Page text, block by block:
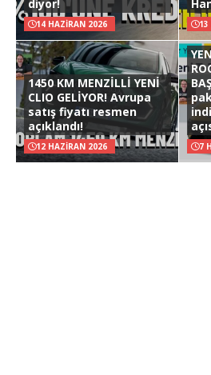
diyor!
14 HAZIRAN 2026 13
1450 KM MENZİLLİ YENİ
CLIO GELİYOR! Avrupa
satış fiyatı resmen
açıklandı!
12 HAZIRAN 2026 7